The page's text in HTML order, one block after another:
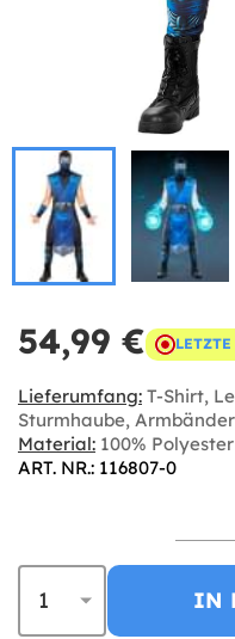
54,99 €
Lieferumfang: T-Shirt,
Sturmhaube,
Material: 100% Polyester
ART. NR.: 116807-0
IN